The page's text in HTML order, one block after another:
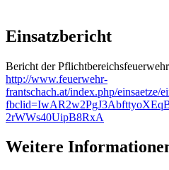
Einsatzbericht
Bericht der
http://www.feuerwehr-
frantschach.at/index.php/einsaetze/
2rWWs40UipB8RxA
Weitere